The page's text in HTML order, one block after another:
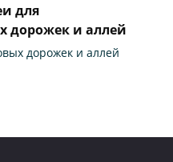
для
дорожек и аллей
дорожек и аллей